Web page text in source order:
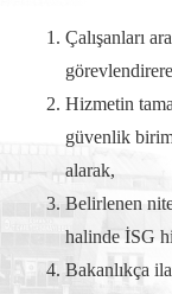
Çalışanları
Hizmetin
güvenlik
alarak,
Belirlenen
halinde İSG
Bakanlıkça